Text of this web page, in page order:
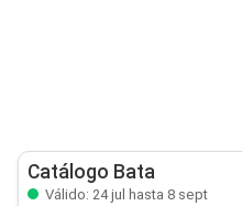
Catálogo Bata
Válido: 24 jul hasta 8 sept